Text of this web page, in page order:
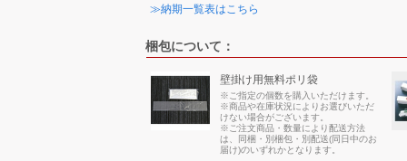
≫納期一覧表はこちら
梱包について：
壁掛け用無料ポリ袋
※ご指定の個数を購入いただけます。
※商品や在庫状況によりお選びいただ
けない場合がございます。
※ご注文商品・数量により配送方法
は、同梱・別梱包・別配送(同日中のお
届け)のいずれかとなります。